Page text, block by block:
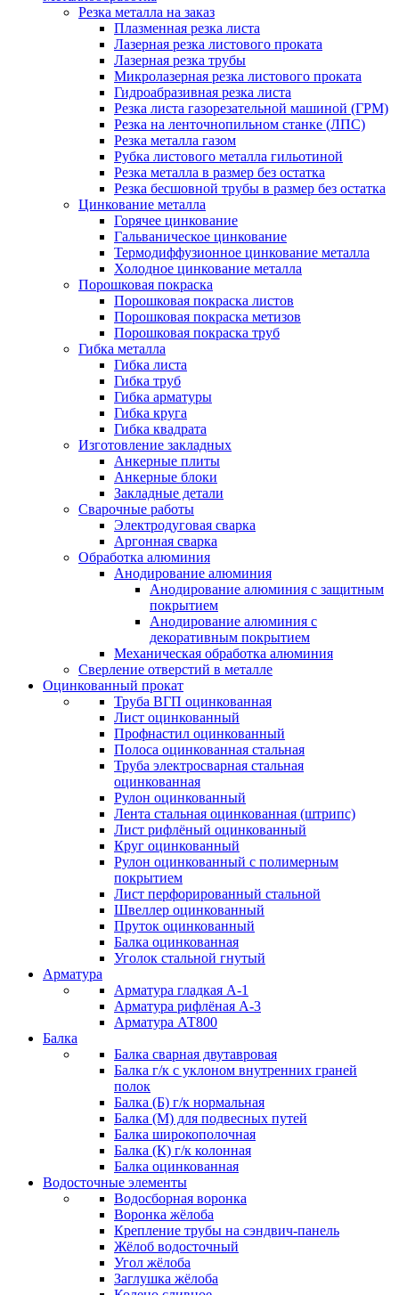
Резка металла на заказ
Плазменная резка листа
Лазерная резка листового проката
Лазерная резка трубы
Микролазерная резка листового проката
Гидроабразивная резка листа
Резка листа газорезательной машиной (ГРМ)
Резка на ленточнопильном станке (ЛПС)
Резка металла газом
Рубка листового металла гильотиной
Резка металла в размер без остатка
Резка бесшовной трубы в размер без остатка
Цинкование металла
Горячее цинкование
Гальваническое цинкование
Термодиффузионное цинкование металла
Холодное цинкование металла
Порошковая покраска
Порошковая покраска листов
Порошковая покраска метизов
Порошковая покраска труб
Гибка металла
Гибка листа
Гибка труб
Гибка арматуры
Гибка круга
Гибка квадрата
Изготовление закладных
Анкерные плиты
Анкерные блоки
Закладные детали
Сварочные работы
Электродуговая сварка
Аргонная сварка
Обработка алюминия
Анодирование алюминия
Анодирование алюминия с защитным
покрытием
Анодирование алюминия с
декоративным покрытием
Механическая обработка алюминия
Сверление отверстий в металле
Оцинкованный прокат
Труба ВГП оцинкованная
Лист оцинкованный
Профнастил оцинкованный
Полоса оцинкованная стальная
Труба электросварная стальная
оцинкованная
Рулон оцинкованный
Лента стальная оцинкованная (штрипс)
Лист рифлёный оцинкованный
Круг оцинкованный
Рулон оцинкованный с полимерным
покрытием
Лист перфорированный стальной
Швеллер оцинкованный
Пруток оцинкованный
Балка оцинкованная
Уголок стальной гнутый
Арматура
Арматура гладкая А-1
Арматура рифлёная А-3
Арматура АТ800
Балка
Балка сварная двутавровая
Балка г/к с уклоном внутренних граней
полок
Балка (Б) г/к нормальная
Балка (М) для подвесных путей
Балка широкополочная
Балка (К) г/к колонная
Балка оцинкованная
Водосточные элементы
Водосборная воронка
Воронка жёлоба
Крепление трубы на сэндвич-панель
Жёлоб водосточный
Угол жёлоба
Заглушка жёлоба